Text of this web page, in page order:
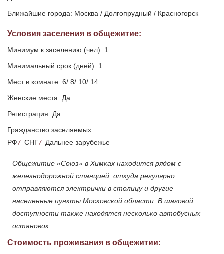
Ближайшие города: Москва / Долгопрудный / Красногорск
Условия заселения в общежитие:
Минимум к заселению (чел): 1
Минимальный срок (дней): 1
Мест в комнате: 6/ 8/ 10/ 14
Женские места: Да
Регистрация: Да
Гражданство заселяемых:
РФ/ СНГ/ Дальнее зарубежье
Общежитие «Союз» в Химках находится рядом с
железнодорожной станцией, откуда регулярно
отправляются электрички в столицу и другие
населенные пункты Московской области. В шаговой
доступности также находятся несколько автобусных
остановок.
Стоимость проживания в общежитии: